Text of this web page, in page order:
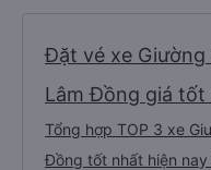
Đặt vé xe
Lâm Đồng giá tốt
Tổng hợp TOP 3 xe
Đồng tốt nhất hiện